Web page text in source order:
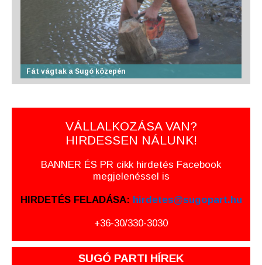
Fát vágtak a Sugó közepén
VÁLLALKOZÁSA VAN?
HIRDESSEN NÁLUNK!
BANNER ÉS PR cikk hirdetés Facebook
megjelenéssel is
HIRDETÉS FELADÁSA: hirdetes@sugopart.hu
+36-30/330-3030
SUGÓ PARTI HÍREK